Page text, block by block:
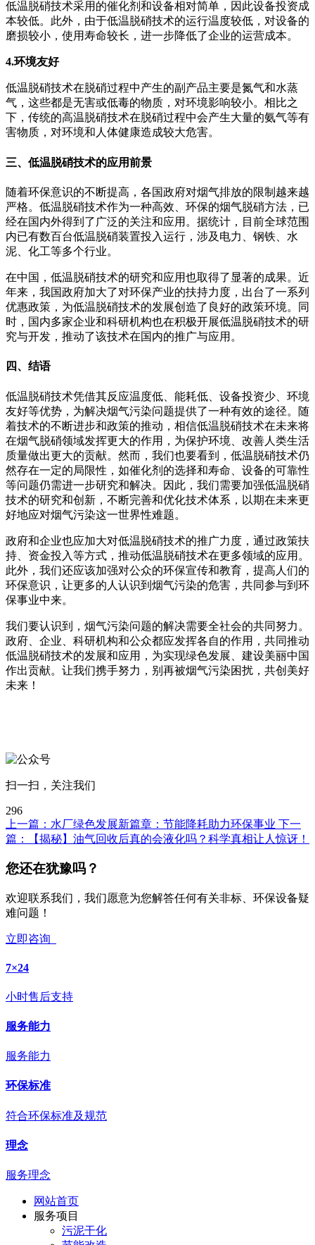
低温脱硝技术采用的催化剂和设备相对简单，因此设备投资成
本较低。此外，由于低温脱硝技术的运行温度较低，对设备的
磨损较小，使用寿命较长，进一步降低了企业的运营成本。
4.环境友好
低温脱硝技术在脱硝过程中产生的副产品主要是氮气和水蒸
气，这些都是无害或低毒的物质，对环境影响较小。相比之
下，传统的高温脱硝技术在脱硝过程中会产生大量的氨气等有
害物质，对环境和人体健康造成较大危害。
三、低温脱硝技术的应用前景
随着环保意识的不断提高，各国政府对烟气排放的限制越来越
严格。低温脱硝技术作为一种高效、环保的烟气脱硝方法，已
经在国内外得到了广泛的关注和应用。据统计，目前全球范围
内已有数百台低温脱硝装置投入运行，涉及电力、钢铁、水
泥、化工等多个行业。
在中国，低温脱硝技术的研究和应用也取得了显著的成果。近
年来，我国政府加大了对环保产业的扶持力度，出台了一系列
优惠政策，为低温脱硝技术的发展创造了良好的政策环境。同
时，国内多家企业和科研机构也在积极开展低温脱硝技术的研
究与开发，推动了该技术在国内的推广与应用。
四、结语
低温脱硝技术凭借其反应温度低、能耗低、设备投资少、环境
友好等优势，为解决烟气污染问题提供了一种有效的途径。随
着技术的不断进步和政策的推动，相信低温脱硝技术在未来将
在烟气脱硝领域发挥更大的作用，为保护环境、改善人类生活
质量做出更大的贡献。然而，我们也要看到，低温脱硝技术仍
然存在一定的局限性，如催化剂的选择和寿命、设备的可靠性
等问题仍需进一步研究和解决。因此，我们需要加强低温脱硝
技术的研究和创新，不断完善和优化技术体系，以期在未来更
好地应对烟气污染这一世界性难题。
政府和企业也应加大对低温脱硝技术的推广力度，通过政策扶
持、资金投入等方式，推动低温脱硝技术在更多领域的应用。
此外，我们还应该加强对公众的环保宣传和教育，提高人们的
环保意识，让更多的人认识到烟气污染的危害，共同参与到环
保事业中来。
我们要认识到，烟气污染问题的解决需要全社会的共同努力。
政府、企业、科研机构和公众都应发挥各自的作用，共同推动
低温脱硝技术的发展和应用，为实现绿色发展、建设美丽中国
作出贡献。让我们携手努力，别再被烟气污染困扰，共创美好
未来！
扫一扫，关注我们
296
上一篇： 水厂绿色发展新篇章：节能降耗助力环保事业 下一
篇：
【揭秘】油气回收后真的会液化吗？科学真相让人惊讶！
您还在犹豫吗？
欢迎联系我们，我们愿意为您解答任何有关非标、环保设备疑
难问题！
立即咨询
7×24
小时售后支持
服务能力
服务能力
环保标准
符合环保标准及规范
理念
服务理念
网站首页
服务项目
污泥干化